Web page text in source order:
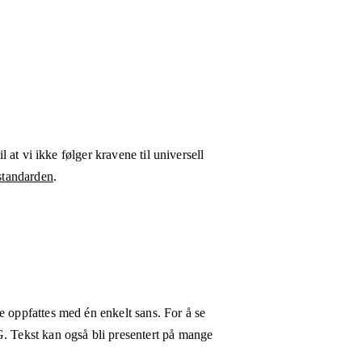
at vi ikke følger kravene til universell
.
med én enkelt sans. For å se
kan også bli presentert på mange